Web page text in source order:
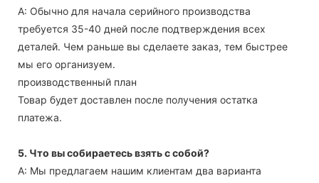
А: Обычно для начала серийного производства
требуется 35-40 дней после подтверждения всех
деталей. Чем раньше вы сделаете заказ, тем быстрее
мы его организуем.
производственный план
Товар будет доставлен после получения остатка
платежа.
5. Что вы собираетесь взять с собой?
А: Мы предлагаем нашим клиентам два варианта